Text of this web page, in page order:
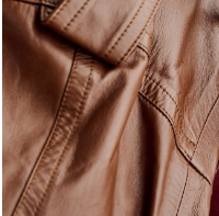
Classy, sassy, trendy